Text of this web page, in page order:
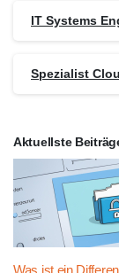
IT Systems
Spezialist
Aktuellste
Was ist ein